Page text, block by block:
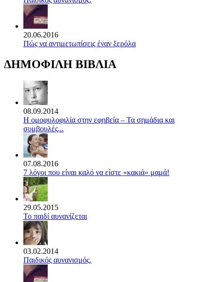
20.06.2016
Πώς να αντιμετωπίσεις έναν ξερόλα
ΔΗΜΟΦΙΛΗ ΒΙΒΛΙΑ
08.09.2014
Η ομοφυλοφιλία στην εφηβεία – Τα σημάδια και
συμβουλές...
07.08.2016
7 λόγοι που είναι καλό να είστε «κακιά» μαμά!
29.05.2015
Το παιδί αυνανίζεται
03.02.2014
Παιδικός αυνανισμός.